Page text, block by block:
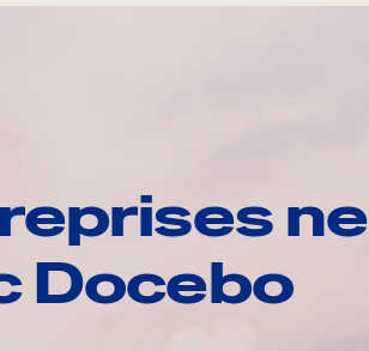
ne
Docebo